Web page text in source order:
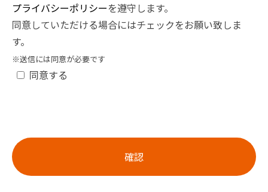
プライバシーポリシーを遵守します。
同意していただける場合にはチェックをお願い致しま
す。
※送信には同意が必要です
同意する